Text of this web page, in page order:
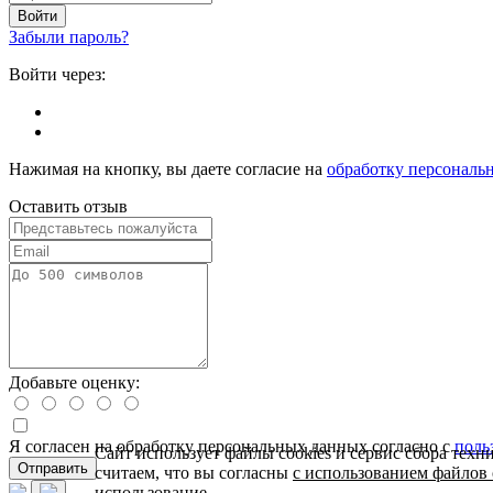
Войти
Забыли пароль?
Войти через:
Нажимая на кнопку, вы даете согласие на обработку
Оставить отзыв
Добавьте оценку:
Я согласен на обработку персональных данных согласно с
Отправить
Сайт использует файлы cookies и сервис сбора
считаем, что вы согласны с использованием файлов